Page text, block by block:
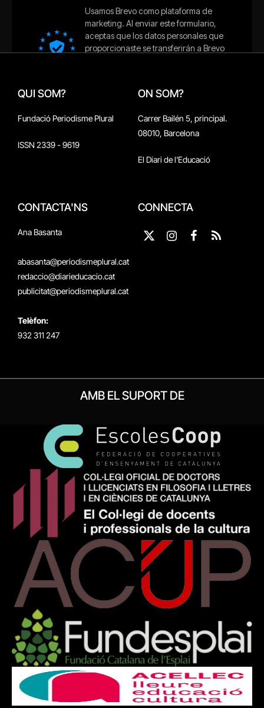
QUI SOM?
Fundació Periodisme Plural
ISSN 2339 - 9619
ON SOM?
Carrer Bailén 5, principal.
08010, Barcelona
El Diari de l'Educació
CONTACTA'NS
Ana Basanta
abasanta@periodismeplural.cat
redaccio@diarieducacio.cat
publicitat@periodismeplural.cat
Telèfon:
932 311 247
CONNECTA
X
Instagram
Facebook
RSS
AMB EL SUPORT DE